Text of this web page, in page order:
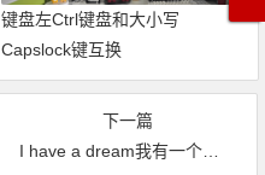
键盘左Ctrl键盘和大小写
Capslock键互换
下一篇
I have a dream我有一个梦想-马丁路德金(中英文)